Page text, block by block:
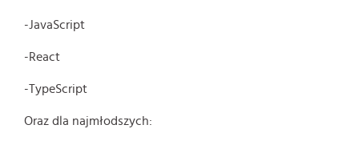
-JavaScript
-React
-TypeScript
Oraz dla najmłodszych: